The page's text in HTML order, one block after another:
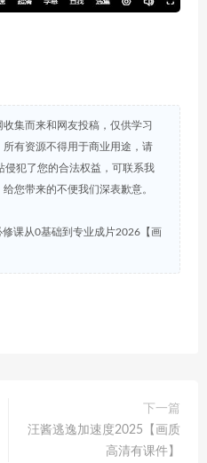
集而来和网友投稿，仅供学习
有资源不得用于商业用途，请
侵犯了您的合法权益，可联系我
您带来的不便我们深表歉意。
课从0基础到专业成片2026【画
下一篇
汪酱逃逸加速度2025【画质
高清有课件】